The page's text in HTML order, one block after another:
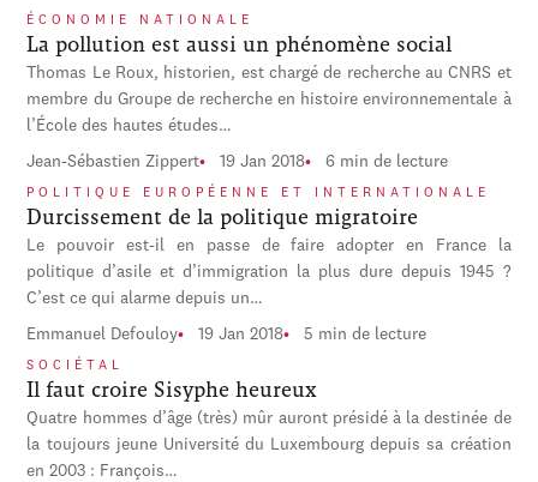
ÉCONOMIE NATIONALE
La pollution est aussi un phénomène social
Thomas Le Roux, historien, est chargé de recherche au CNRS et
membre du Groupe de recherche en histoire environnementale à
l’École des hautes études…
Jean-Sébastien Zippert 19 Jan 2018 6 min de lecture
POLITIQUE EUROPÉENNE ET INTERNATIONALE
Durcissement de la politique migratoire
Le pouvoir est-il en passe de faire adopter en France la
politique d’asile et d’immigration la plus dure depuis 1945 ?
C’est ce qui alarme depuis un…
Emmanuel Defouloy 19 Jan 2018 5 min de lecture
SOCIÉTAL
Il faut croire Sisyphe heureux
Quatre hommes d’âge (très) mûr auront présidé à la destinée de
la toujours jeune Université du Luxembourg depuis sa création
en 2003 : François…